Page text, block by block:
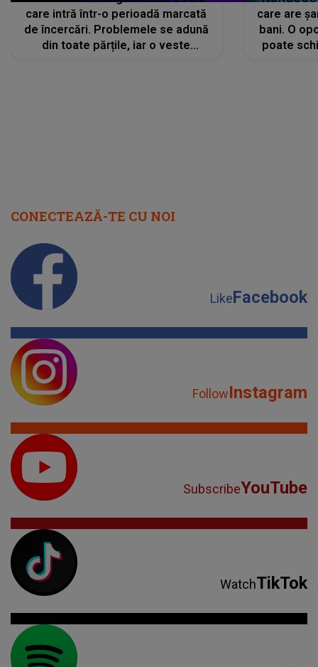
care intră într-o perioadă marcată
de încercări. Problemele se adună
din toate părțile, iar o veste
care are
bani. O
poate
CONECTEAZĂ-TE CU NOI
LikeFacebook
FollowInstagram
SubscribeYouTube
WatchTikTok